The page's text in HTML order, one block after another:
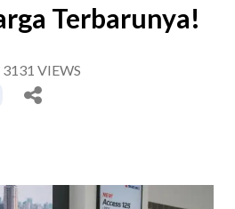
Terbarunya!
3131 VIEWS